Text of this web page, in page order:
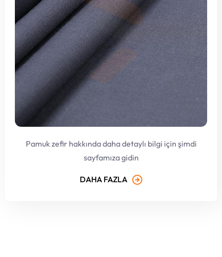
Pamuk zefir hakkında daha detaylı bilgi için şimdi
sayfamıza gidin
DAHA FAZLA